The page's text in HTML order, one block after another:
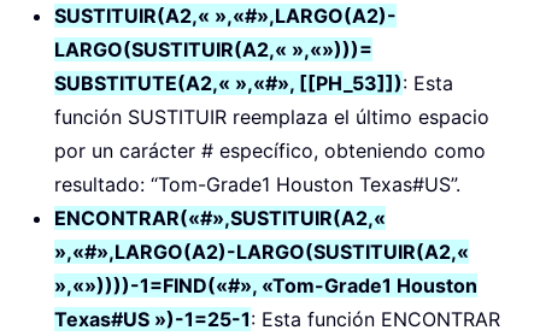
SUSTITUIR(A2,« »,«#»,LARGO(A2)-
LARGO(SUSTITUIR(A2,« »,«»)))=
SUBSTITUTE(A2,« »,«#», [[PH_53]]): Esta
función SUSTITUIR reemplaza el último espacio
por un carácter # específico, obteniendo como
resultado: “Tom-Grade1 Houston Texas#US”.
ENCONTRAR(«#»,SUSTITUIR(A2,«
»,«#»,LARGO(A2)-LARGO(SUSTITUIR(A2,«
»,«»))))-1=FIND(«#», «Tom-Grade1 Houston
Texas#US »)-1=25-1: Esta función ENCONTRAR